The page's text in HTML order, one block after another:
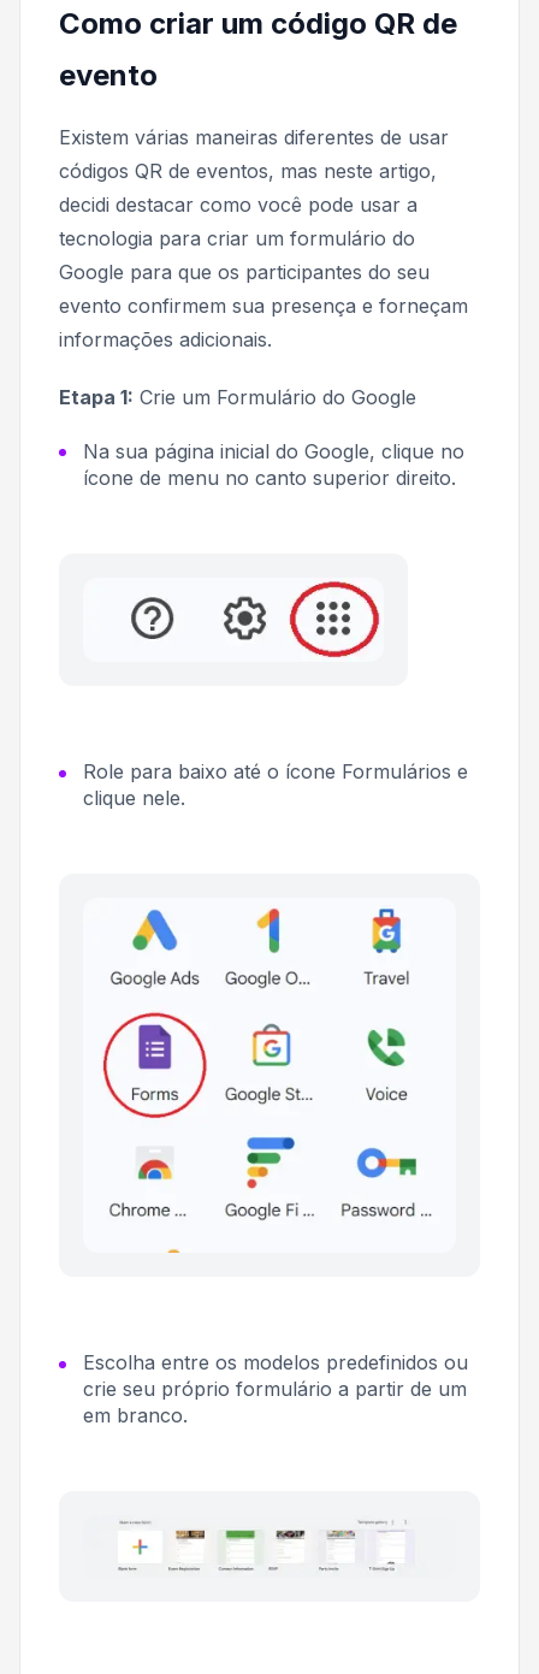
Como criar um código QR de
evento
Existem várias maneiras diferentes de usar
códigos QR de eventos, mas neste artigo,
decidi destacar como você pode usar a
tecnologia para criar um formulário do
Google para que os participantes do seu
evento confirmem sua presença e forneçam
informações adicionais.
Etapa 1: Crie um Formulário do Google
Na sua página inicial do Google, clique no
ícone de menu no canto superior direito.
Role para baixo até o ícone Formulários e
clique nele.
Escolha entre os modelos predefinidos ou
crie seu próprio formulário a partir de um
em branco.